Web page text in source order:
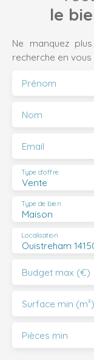
le
Ne manquez
recherche en
Prénom
Nom
Email
Vente
Type d'offre
Maison
Type de bien
Ouistreham
Localisation
Budget max (€)
Surface min (m²)
Pièces min